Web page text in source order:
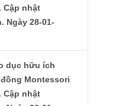
Cập nhật
Ngày 28-01-
dục hữu ích
Montessori
Cập nhật